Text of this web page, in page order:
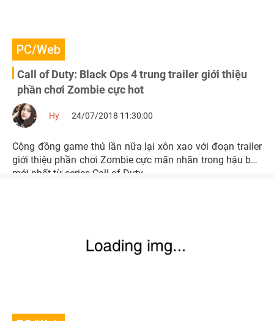
PC/Web
Call of Duty: Black Ops 4 trung trailer giới thiệu
phần chơi Zombie cực hot
Hy 24/07/2018 11:30:00
Cộng đồng game thủ lần nữa lại xôn xao với đoạn trailer
giới thiệu phần chơi Zombie cực mãn nhãn trong hậu bản
mới nhất từ series Call of Duty.